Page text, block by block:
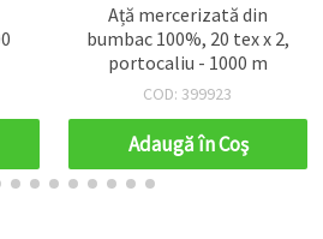
Ață mercerizată din
bumbac 100%, 20 tex x 2,
portocaliu - 1000 m
COD: 399923
Adaugă în Coş